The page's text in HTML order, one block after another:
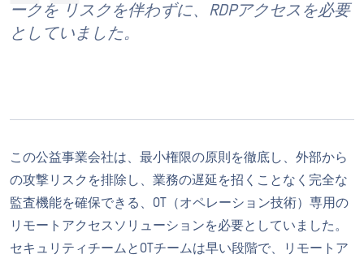
ークを リスクを伴わずに、RDPアクセスを必要
としていました。
この公益事業会社は、最小権限の原則を徹底し、外部から
の攻撃リスクを排除し、業務の遅延を招くことなく完全な
監査機能を確保できる、OT（オペレーション技術）専用の
リモートアクセスソリューションを必要としていました。
セキュリティチームとOTチームは早い段階で、リモートア